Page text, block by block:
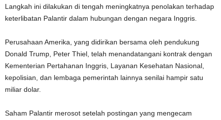
Langkah ini dilakukan di tengah meningkatnya penolakan terhadap
keterlibatan Palantir dalam hubungan dengan negara Inggris.
Perusahaan Amerika, yang didirikan bersama oleh pendukung
Donald Trump, Peter Thiel, telah menandatangani kontrak dengan
Kementerian Pertahanan Inggris, Layanan Kesehatan Nasional,
kepolisian, dan lembaga pemerintah lainnya senilai hampir satu
miliar dolar.
Saham Palantir merosot setelah postingan yang mengecam